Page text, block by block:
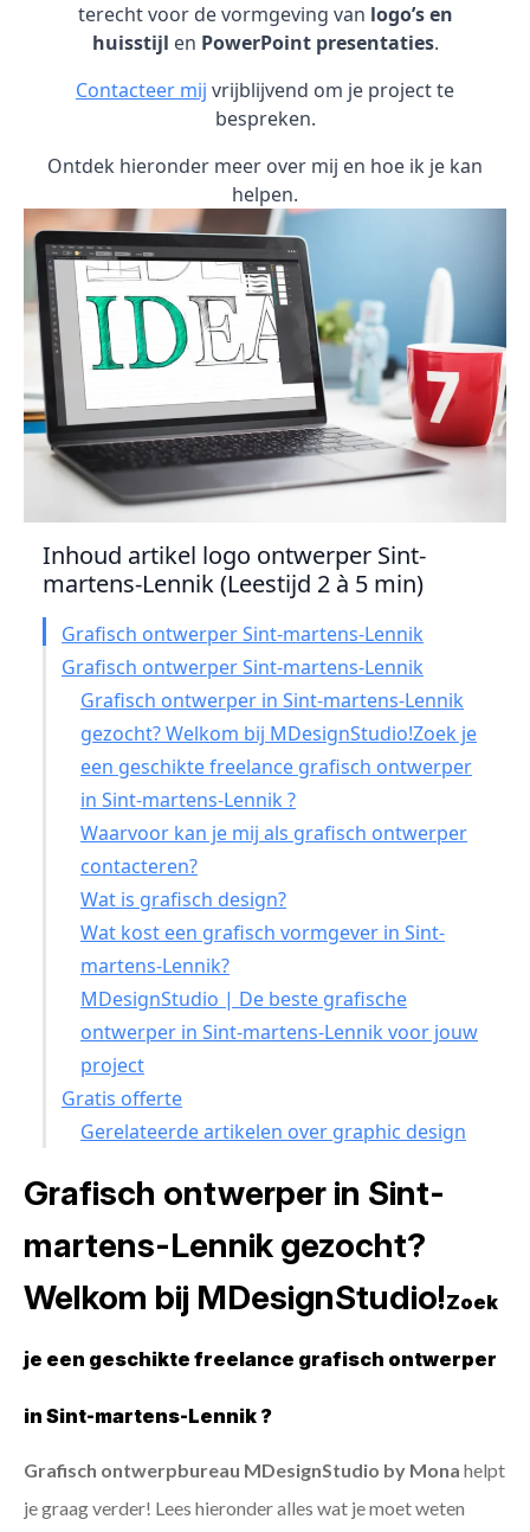
terecht voor de vormgeving van logo’s en
huisstijl en PowerPoint presentaties.
Contacteer mij vrijblijvend om je project te
bespreken.
Ontdek hieronder meer over mij en hoe ik je kan
helpen.
Inhoud artikel logo ontwerper Sint-
martens-Lennik (Leestijd 2 à 5 min)
Grafisch ontwerper Sint-martens-Lennik
Grafisch ontwerper Sint-martens-Lennik
Grafisch ontwerper in Sint-martens-Lennik
gezocht? Welkom bij MDesignStudio!Zoek je
een geschikte freelance grafisch ontwerper
in Sint-martens-Lennik ?
Waarvoor kan je mij als grafisch ontwerper
contacteren?
Wat is grafisch design?
Wat kost een grafisch vormgever in Sint-
martens-Lennik?
MDesignStudio | De beste grafische
ontwerper in Sint-martens-Lennik voor jouw
project
Gratis offerte
Gerelateerde artikelen over graphic design
Grafisch ontwerper in Sint-
martens-Lennik gezocht?
Welkom bij MDesignStudio!Zoek
je een geschikte freelance grafisch ontwerper
in Sint-martens-Lennik ?
Grafisch ontwerpbureau MDesignStudio by Mona helpt
je graag verder! Lees hieronder alles wat je moet weten